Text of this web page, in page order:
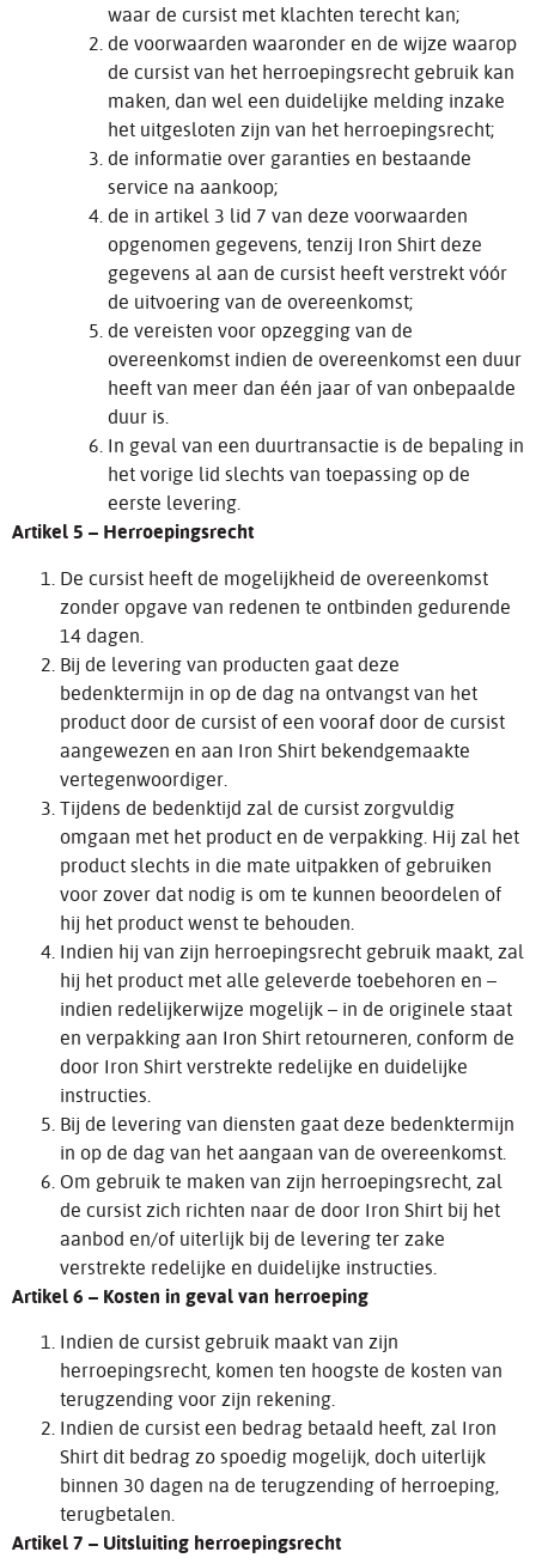
waar de cursist met klachten terecht kan;
de voorwaarden waaronder en de wijze waarop
de cursist van het herroepingsrecht gebruik kan
maken, dan wel een duidelijke melding inzake
het uitgesloten zijn van het herroepingsrecht;
de informatie over garanties en bestaande
service na aankoop;
de in artikel 3 lid 7 van deze voorwaarden
opgenomen gegevens, tenzij Iron Shirt deze
gegevens al aan de cursist heeft verstrekt vóór
de uitvoering van de overeenkomst;
de vereisten voor opzegging van de
overeenkomst indien de overeenkomst een duur
heeft van meer dan één jaar of van onbepaalde
duur is.
In geval van een duurtransactie is de bepaling in
het vorige lid slechts van toepassing op de
eerste levering.
Artikel 5 – Herroepingsrecht
De cursist heeft de mogelijkheid de overeenkomst
zonder opgave van redenen te ontbinden gedurende
14 dagen.
Bij de levering van producten gaat deze
bedenktermijn in op de dag na ontvangst van het
product door de cursist of een vooraf door de cursist
aangewezen en aan Iron Shirt bekendgemaakte
vertegenwoordiger.
Tijdens de bedenktijd zal de cursist zorgvuldig
omgaan met het product en de verpakking. Hij zal het
product slechts in die mate uitpakken of gebruiken
voor zover dat nodig is om te kunnen beoordelen of
hij het product wenst te behouden.
Indien hij van zijn herroepingsrecht gebruik maakt, zal
hij het product met alle geleverde toebehoren en –
indien redelijkerwijze mogelijk – in de originele staat
en verpakking aan Iron Shirt retourneren, conform de
door Iron Shirt verstrekte redelijke en duidelijke
instructies.
Bij de levering van diensten gaat deze bedenktermijn
in op de dag van het aangaan van de overeenkomst.
Om gebruik te maken van zijn herroepingsrecht, zal
de cursist zich richten naar de door Iron Shirt bij het
aanbod en/of uiterlijk bij de levering ter zake
verstrekte redelijke en duidelijke instructies.
Artikel 6 – Kosten in geval van herroeping
Indien de cursist gebruik maakt van zijn
herroepingsrecht, komen ten hoogste de kosten van
terugzending voor zijn rekening.
Indien de cursist een bedrag betaald heeft, zal Iron
Shirt dit bedrag zo spoedig mogelijk, doch uiterlijk
binnen 30 dagen na de terugzending of herroeping,
terugbetalen.
Artikel 7 – Uitsluiting herroepingsrecht